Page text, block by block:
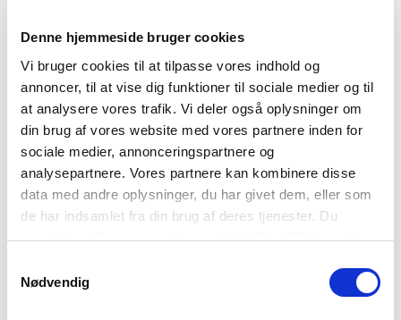
Denne hjemmeside bruger cookies
Vi bruger cookies til at tilpasse vores indhold og
annoncer, til at vise dig funktioner til sociale medier og til
at analysere vores trafik. Vi deler også oplysninger om
din brug af vores website med vores partnere inden for
sociale medier, annonceringspartnere og
analysepartnere. Vores partnere kan kombinere disse
data med andre oplysninger, du har givet dem, eller som
de har indsamlet fra din brug af deres tjenester. Du
samtykker til vores cookies, ved at klikke OK herunder.
Nødvendig
Tilmeld dig vores nyhedsbrev og modtag
TILMELD